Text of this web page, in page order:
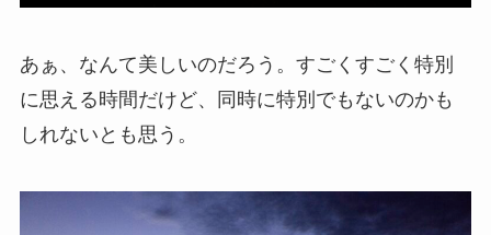
あぁ、なんて美しいのだろう。すごくすごく特別
に思える時間だけど、同時に特別でもないのかも
しれないとも思う。